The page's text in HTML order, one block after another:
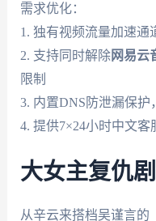
需求优化：
1. 独有视频流量加速通
2. 支持同时解除网易云
限制
3. 内置DNS防泄漏保
4. 提供7×24小时中文
大女主复仇
从辛云来搭档吴谨言的